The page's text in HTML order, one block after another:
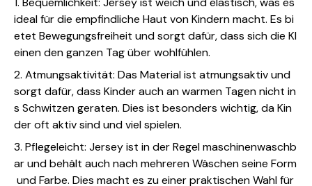
ideal für die empfindliche Haut von Kindern macht. Es bi
etet Bewegungsfreiheit und sorgt dafür, dass sich die Kl
einen den ganzen Tag über wohlfühlen.
2. Atmungsaktivität: Das Material ist atmungsaktiv und
sorgt dafür, dass Kinder auch an warmen Tagen nicht in
s Schwitzen geraten. Dies ist besonders wichtig, da Kin
der oft aktiv sind und viel spielen.
3. Pflegeleicht: Jersey ist in der Regel maschinenwaschb
ar und behält auch nach mehreren Wäschen seine Form
und Farbe. Dies macht es zu einer praktischen Wahl für